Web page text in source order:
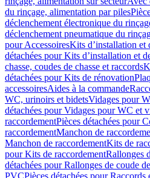
du rinçage, alimentation par piles
déclenchement électronique du
déclenchement pneumatique du
pour AccessoiresKits d’installation et
détachées pour Kits d’installation et
chasse, coudes de chasse et raccords
détachées pour Kits de rénovation
accessoiresAides à la commande
WC, urinoirs et bidetsVidages pour
détachées pour Vidages pour WC et
raccordementPièces détachées pour
raccordementManchon de
Manchon de raccordementKits de
pour Kits de raccordementRallonges
détachées pour Rallonges de coude
PVCPièces détachées pour Raccords